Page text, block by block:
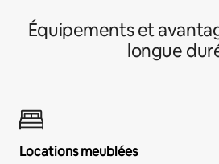
Équipements et
longue
Locations meublées